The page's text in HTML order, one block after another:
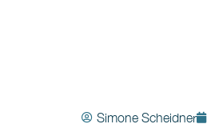
Simone Scheidner